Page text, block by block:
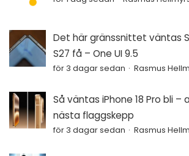
Det här gränssnittet väntas
S27 få – One UI 9.5
för 3 dagar sedan Rasmus
Så väntas iPhone 18 Pro bli –
nästa flaggskepp
för 3 dagar sedan Rasmus